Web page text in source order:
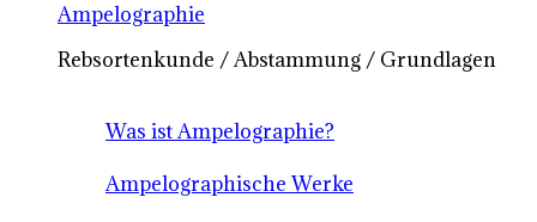
Ampelographie
Rebsortenkunde / Abstammung / Grundlagen
Was ist Ampelographie?
Ampelographische Werke